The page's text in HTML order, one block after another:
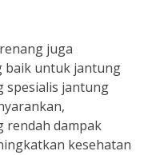
juga
baik untuk jantung
spesialis jantung
rendah dampak
kesehatan